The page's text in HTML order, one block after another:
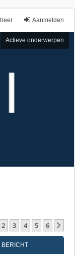
Aanmelden
Actieve onderwerpen
2 3 4 5 6
BERICHT